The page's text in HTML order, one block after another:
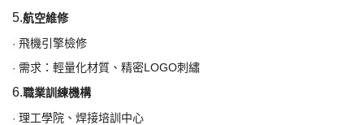
5.航空維修
· 飛機引擎檢修
· 需求：輕量化材質、精密LOGO刺繡
6.職業訓練機構
· 理工學院、焊接培訓中心